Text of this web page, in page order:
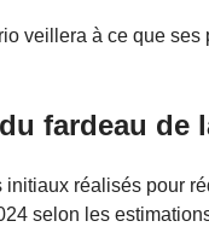
veillera à ce que
fardeau de
réalisés pour
selon les